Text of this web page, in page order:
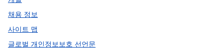
채용 정보
사이트 맵
글로벌 개인정보보호 선언문